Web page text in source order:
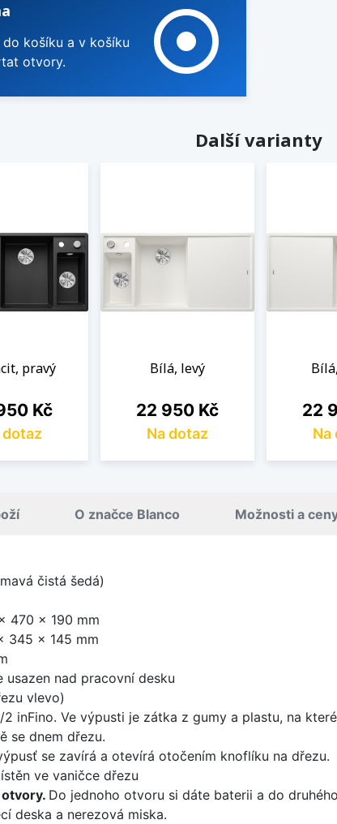
košíku a v košíku
otvory.
adjust
Další varianty
pravý
Kč
dotaz
Bílá, levý
Cena
22 950 Kč
Na dotaz
Cena
22
Na
O značce Blanco Možnosti a
čistá šedá)
470 x 190 mm
345 x 145 mm
usazen nad pracovní desku
vlevo)
inFino. Ve výpusti je zátka z gumy a plastu, na
se dnem dřezu.
se zavírá a otevírá otočením knoflíku na dřezu.
ve vaničce dřezu
Do jednoho otvoru si dáte baterii a do
deska a nerezová miska.